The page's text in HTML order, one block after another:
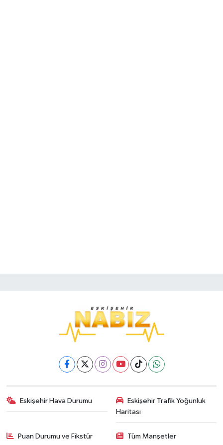
Eskişehir Hava Durumu
Eskişehir Trafik Yoğunluk
Haritası
Puan Durumu ve Fikstür Tüm Manşetler